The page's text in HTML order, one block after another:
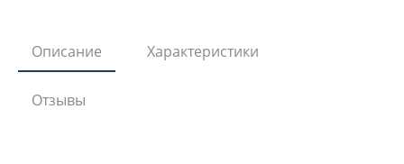
Описание Характеристики
Отзывы